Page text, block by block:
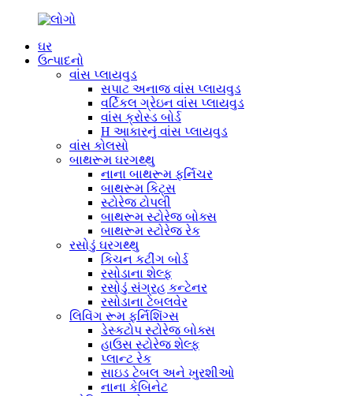
ઘર
ઉત્પાદનો
વાંસ પ્લાયવુડ
સપાટ અનાજ વાંસ પ્લાયવુડ
વર્ટિકલ ગ્રેઇન વાંસ પ્લાયવુડ
વાંસ ક્રોસ્ડ બોર્ડ
H આકારનું વાંસ પ્લાયવુડ
વાંસ કોલસો
બાથરૂમ ઘરગથ્થુ
નાના બાથરૂમ ફર્નિચર
બાથરૂમ કિટ્સ
સ્ટોરેજ ટોપલી
બાથરૂમ સ્ટોરેજ બોક્સ
બાથરૂમ સ્ટોરેજ રેક
રસોડું ઘરગથ્થુ
કિચન કટીંગ બોર્ડ
રસોડાના શેલ્ફ
રસોડું સંગ્રહ કન્ટેનર
રસોડાના ટેબલવેર
લિવિંગ રૂમ ફર્નિશિંગ્સ
ડેસ્કટોપ સ્ટોરેજ બોક્સ
હાઉસ સ્ટોરેજ શેલ્ફ
પ્લાન્ટ રેક
સાઇડ ટેબલ અને ખુરશીઓ
નાના કેબિનેટ